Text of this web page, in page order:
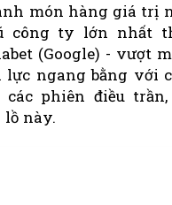
món hàng giá trị
công ty lớn nhất
(Google) - vượt
ngang bằng với
phiên điều
này.